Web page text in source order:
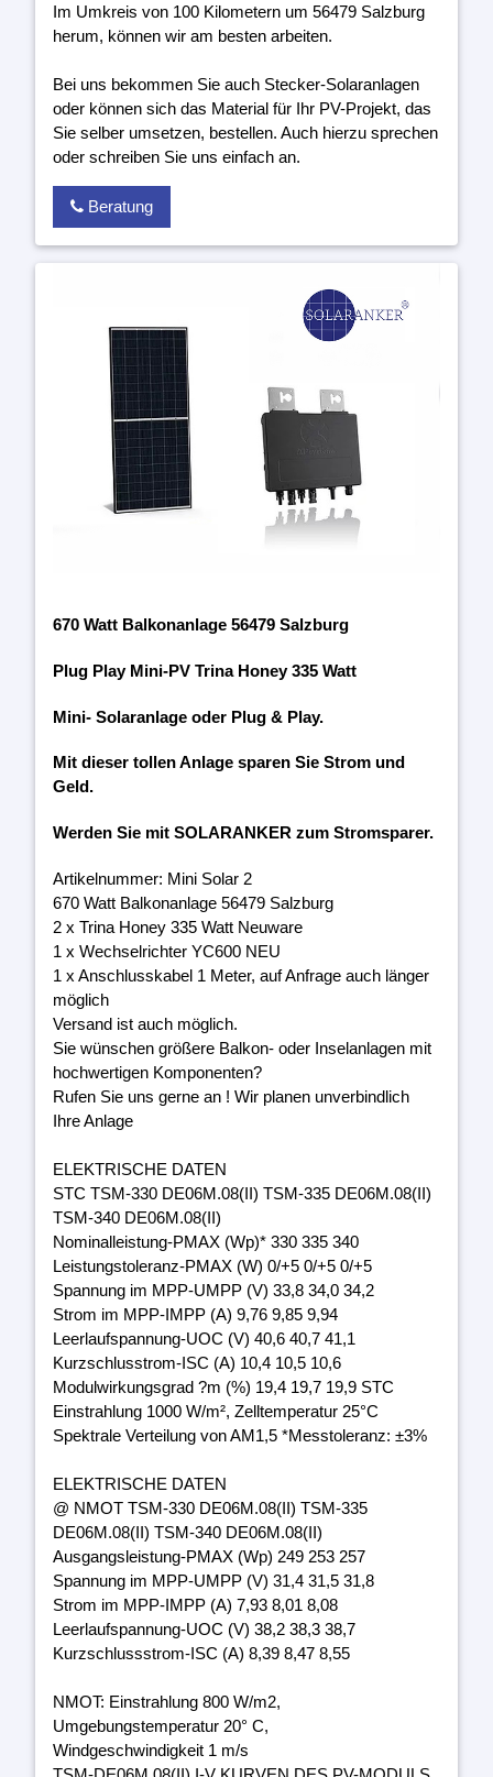
Im Umkreis von 100 Kilometern um 56479 Salzburg
herum, können wir am besten arbeiten.
Bei uns bekommen Sie auch Stecker-Solaranlagen
oder können sich das Material für Ihr PV-Projekt, das
Sie selber umsetzen, bestellen. Auch hierzu sprechen
oder schreiben Sie uns einfach an.
Beratung
670 Watt Balkonanlage 56479 Salzburg
Plug Play Mini-PV Trina Honey 335 Watt
Mini- Solaranlage oder Plug & Play.
Mit dieser tollen Anlage sparen Sie Strom und
Geld.
Werden Sie mit SOLARANKER zum Stromsparer.
Artikelnummer: Mini Solar 2
670 Watt Balkonanlage 56479 Salzburg
2 x Trina Honey 335 Watt Neuware
1 x Wechselrichter YC600 NEU
1 x Anschlusskabel 1 Meter, auf Anfrage auch länger
möglich
Versand ist auch möglich.
Sie wünschen größere Balkon- oder Inselanlagen mit
hochwertigen Komponenten?
Rufen Sie uns gerne an ! Wir planen unverbindlich
Ihre Anlage
ELEKTRISCHE DATEN
STC TSM-330 DE06M.08(II) TSM-335 DE06M.08(II)
TSM-340 DE06M.08(II)
Nominalleistung-PMAX (Wp)* 330 335 340
Leistungstoleranz-PMAX (W) 0/+5 0/+5 0/+5
Spannung im MPP-UMPP (V) 33,8 34,0 34,2
Strom im MPP-IMPP (A) 9,76 9,85 9,94
Leerlaufspannung-UOC (V) 40,6 40,7 41,1
Kurzschlusstrom-ISC (A) 10,4 10,5 10,6
Modulwirkungsgrad ?m (%) 19,4 19,7 19,9 STC
Einstrahlung 1000 W/m², Zelltemperatur 25°C
Spektrale Verteilung von AM1,5 *Messtoleranz: ±3%
ELEKTRISCHE DATEN
@ NMOT TSM-330 DE06M.08(II) TSM-335
DE06M.08(II) TSM-340 DE06M.08(II)
Ausgangsleistung-PMAX (Wp) 249 253 257
Spannung im MPP-UMPP (V) 31,4 31,5 31,8
Strom im MPP-IMPP (A) 7,93 8,01 8,08
Leerlaufspannung-UOC (V) 38,2 38,3 38,7
Kurzschlussstrom-ISC (A) 8,39 8,47 8,55
NMOT: Einstrahlung 800 W/m2,
Umgebungstemperatur 20° C,
Windgeschwindigkeit 1 m/s